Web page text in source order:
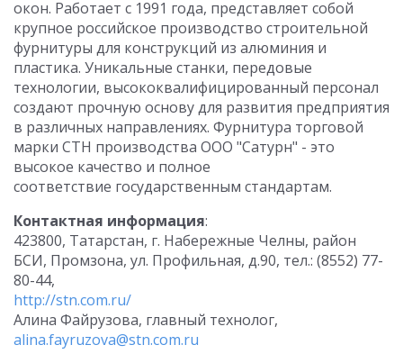
окон. Работает с 1991 года, представляет собой
крупное российское производство строительной
фурнитуры для конструкций из алюминия и
пластика. Уникальные станки, передовые
технологии, высококвалифицированный персонал
создают прочную основу для развития предприятия
в различных направлениях. Фурнитура торговой
марки СТН производства ООО "Сатурн" - это
высокое качество и полное
соответствие государственным стандартам.
Контактная информация:
423800, Татарстан, г. Набережные Челны, район
БСИ, Промзона, ул. Профильная, д.90, тел.: (8552) 77-
80-44,
http://stn.com.ru/
Алина Файрузова, главный технолог,
alina.fayruzova@stn.com.ru